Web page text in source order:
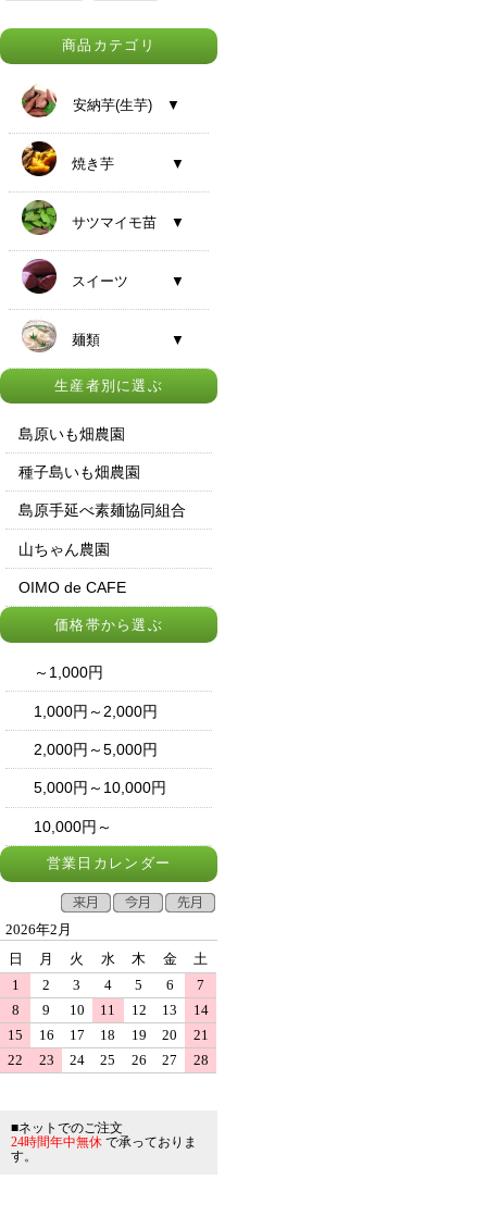
商品カテゴリ
安納芋(生芋) ▼
焼き芋 ▼
サツマイモ苗 ▼
スイーツ ▼
麺類 ▼
生産者別に選ぶ
島原いも畑農園
種子島いも畑農園
島原手延べ素麺協同組合
山ちゃん農園
OIMO de CAFE
価格帯から選ぶ
～1,000円
1,000円～2,000円
2,000円～5,000円
5,000円～10,000円
10,000円～
営業日カレンダー